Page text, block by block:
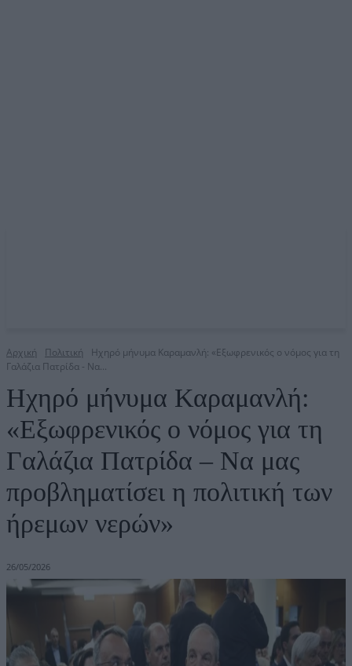
Αρχική Πολιτική
Ηχηρό μήνυμα Καραμανλή: «Εξωφρενικός ο νόμος για τη
Γαλάζια Πατρίδα - Να...
Ηχηρό μήνυμα Καραμανλή:
«Εξωφρενικός ο νόμος για τη
Γαλάζια Πατρίδα – Να μας
προβληματίσει η πολιτική των
ήρεμων νερών»
26/05/2026